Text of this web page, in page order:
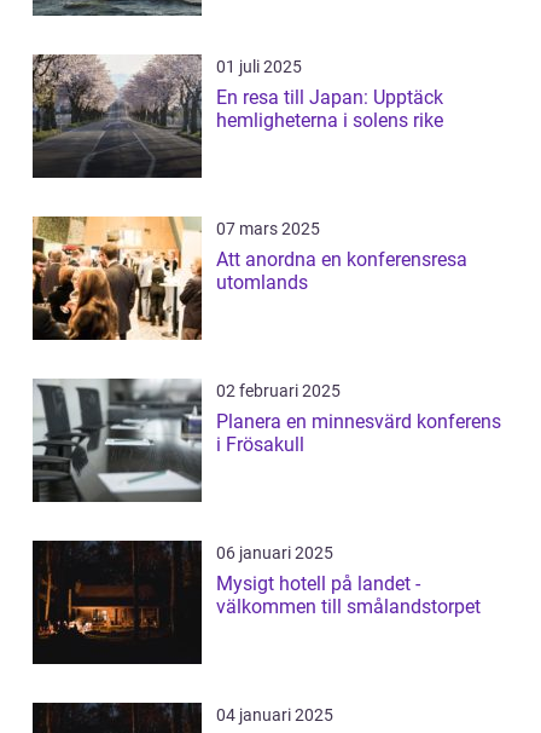
01 juli 2025
En resa till Japan: Upptäck
hemligheterna i solens rike
07 mars 2025
Att anordna en konferensresa
utomlands
02 februari 2025
Planera en minnesvärd konferens
i Frösakull
06 januari 2025
Mysigt hotell på landet -
välkommen till smålandstorpet
04 januari 2025